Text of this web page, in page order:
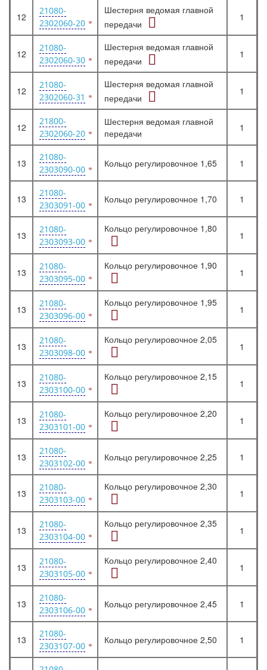
12
21080-
2302060-20
Шестерня ведомая главной
передачи
1
12
21080-
2302060-30
Шестерня ведомая главной
передачи
1
12
21080-
2302060-31
Шестерня ведомая главной
передачи
1
12
21800-
2302060-20
Шестерня ведомая главной
передачи
1
13
21080-
2303090-00
Кольцо регулировочное 1,65 1
13
21080-
2303091-00
Кольцо регулировочное 1,70 1
13
21080-
2303093-00
Кольцо регулировочное 1,80
1
13
21080-
2303095-00
Кольцо регулировочное 1,90
1
13
21080-
2303096-00
Кольцо регулировочное 1,95
1
13
21080-
2303098-00
Кольцо регулировочное 2,05
1
13
21080-
2303100-00
Кольцо регулировочное 2,15
1
13
21080-
2303101-00
Кольцо регулировочное 2,20
1
13
21080-
2303102-00
Кольцо регулировочное 2,25 1
13
21080-
2303103-00
Кольцо регулировочное 2,30
1
13
21080-
2303104-00
Кольцо регулировочное 2,35
1
13
21080-
2303105-00
Кольцо регулировочное 2,40
1
13
21080-
2303106-00
Кольцо регулировочное 2,45 1
13
21080-
2303107-00
Кольцо регулировочное 2,50 1